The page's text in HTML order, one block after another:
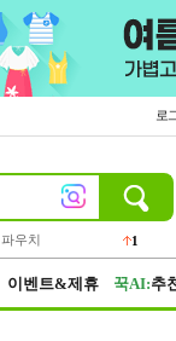
로
파우치
1
이벤트&제휴 꾹AI:추